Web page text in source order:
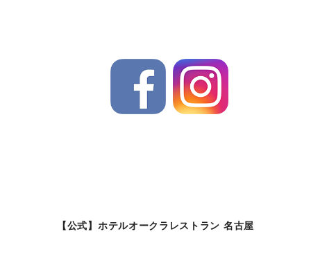
【公式】ホテルオークラレストラン 名古屋